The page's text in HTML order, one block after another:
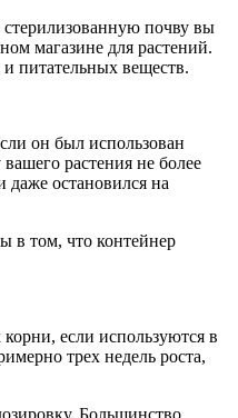
стерилизованную почву вы
магазине для растений.
питательных веществ.
он был использован
растения не более
даже остановился на
в том, что контейнер
если используются в
трех недель роста,
Большинство